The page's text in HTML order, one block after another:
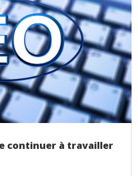
continuer à travailler